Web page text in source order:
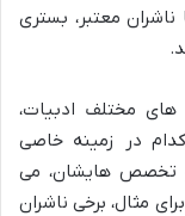
معتبر، بستری
های مختلف ادبیات،
در زمینه خاصی
و تخصص هایشان، می
مثال، برخی ناشران